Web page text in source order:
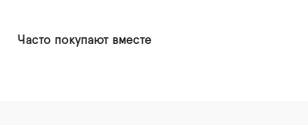
Часто покупают вместе